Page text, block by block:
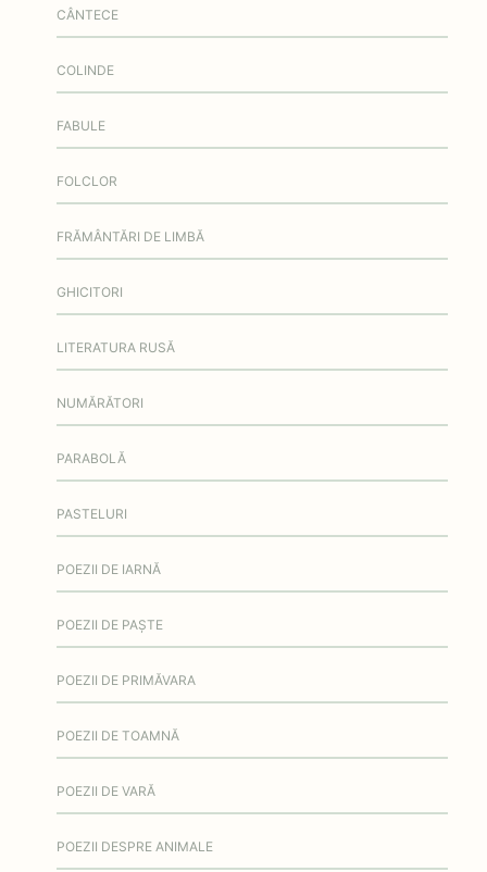
CÂNTECE
COLINDE
FABULE
FOLCLOR
FRĂMÂNTĂRI DE LIMBĂ
GHICITORI
LITERATURA RUSĂ
NUMĂRĂTORI
PARABOLĂ
PASTELURI
POEZII DE IARNĂ
POEZII DE PAȘTE
POEZII DE PRIMĂVARA
POEZII DE TOAMNĂ
POEZII DE VARĂ
POEZII DESPRE ANIMALE